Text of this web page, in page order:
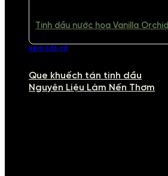
Tinh dầu nước hoa Vanilla Orchid
xem tất cả
Que khuếch tán tinh dầu
Nguyên Liệu Làm Nến Thơm